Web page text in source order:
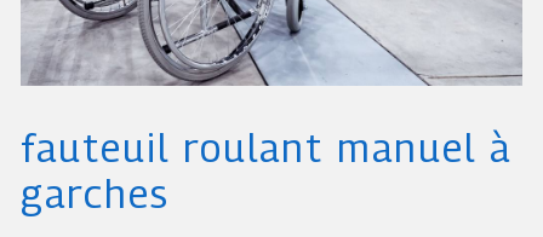
fauteuil roulant manuel à
garches